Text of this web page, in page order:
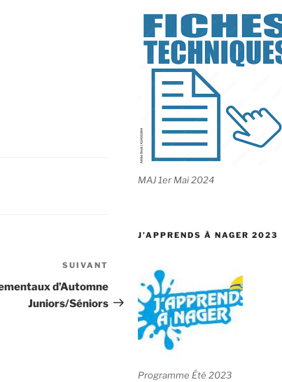
suivant
SUIVANT
d’Automne
Juniors/Séniors
MAJ 1er Mai 2024
J’APPRENDS À NAGER 2023
Programme Été 2023